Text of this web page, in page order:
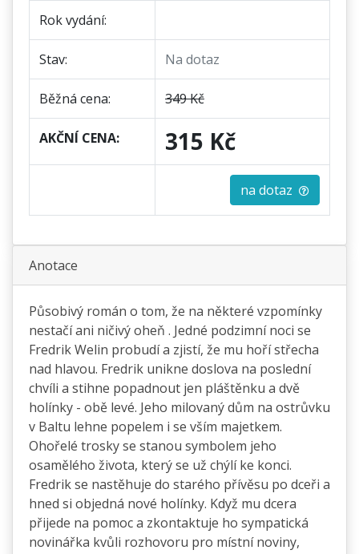
Rok vydání:
Stav: Na dotaz
Běžná cena: 349 Kč
AKČNÍ CENA: 315 Kč
na dotaz
Anotace
Působivý román o tom, že na některé vzpomínky
nestačí ani ničivý oheň . Jedné podzimní noci se
Fredrik Welin probudí a zjistí, že mu hoří střecha
nad hlavou. Fredrik unikne doslova na poslední
chvíli a stihne popadnout jen pláštěnku a dvě
holínky - obě levé. Jeho milovaný dům na ostrůvku
v Baltu lehne popelem i se vším majetkem.
Ohořelé trosky se stanou symbolem jeho
osamělého života, který se už chýlí ke konci.
Fredrik se nastěhuje do starého přívěsu po dceři a
hned si objedná nové holínky. Když mu dcera
přijede na pomoc a zkontaktuje ho sympatická
novinářka kvůli rozhovoru pro místní noviny,